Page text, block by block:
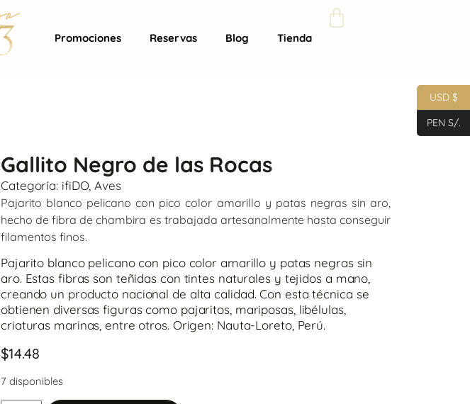
Promociones Reservas Blog Tienda
Categoría: ifiDO,Aves
Gallito Negro de las Rocas
Pajarito blanco pelicano con pico color amarillo y patas negras sin aro,
hecho de fibra de chambira es trabajada artesanalmente hasta conseguir
filamentos finos.
Pajarito blanco pelicano con pico color amarillo y patas negras sin
aro. Estas fibras son teñidas con tintes naturales y tejidos a mano,
creando un producto nacional de alta calidad. Con esta técnica se
obtienen diversas figuras como pajaritos, mariposas, libélulas,
criaturas marinas, entre otros. Origen: Nauta-Loreto, Perú.
$14.48
7 disponibles
USD $
PEN S/.